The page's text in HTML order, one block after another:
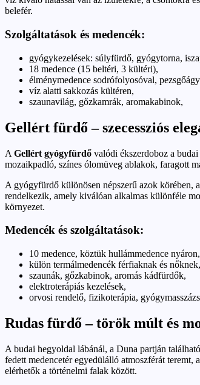
belefér.
Szolgáltatások és medencék:
gyógykezelések: súlyfürdő, gyógytorna,
18 medence (15 beltéri, 3 kültéri),
élménymedence sodrófolyosóval,
víz alatti sakkozás kültéren,
szaunavilág, gőzkamrák, aromakabinok,
Gellért fürdő – szecessziós
A Gellért gyógyfürdő valódi ékszerdoboz a
mozaikpadló, színes ólomüveg ablakok, faragott
A gyógyfürdő különösen népszerű azok körében,
rendelkezik, amely kiválóan alkalmas különféle
környezet.
Medencék és szolgáltatások:
10 medence, köztük hullámmedence nyáron,
külön termálmedencék férfiaknak és nőknek,
szaunák, gőzkabinok, aromás kádfürdők,
elektroterápiás kezelések,
orvosi rendelő, fizikoterápia,
Rudas fürdő – török múlt és
A budai hegyoldal lábánál, a Duna partján található
fedett medencetér egyedülálló atmoszférát
elérhetők a történelmi falak között.